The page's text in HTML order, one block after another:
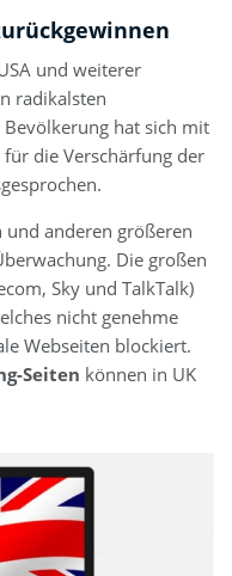
und weiterer
radikalsten
hat sich mit
die Verschärfung der
und anderen größeren
Die großen
Sky und TalkTalk)
nicht genehme
Webseiten blockiert.
Seiten können in UK